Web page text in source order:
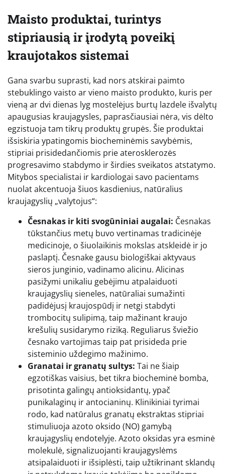
Maisto produktai, turintys
stipriausią ir įrodytą poveikį
kraujotakos sistemai
Gana svarbu suprasti, kad nors atskirai paimto
stebuklingo vaisto ar vieno maisto produkto, kuris per
vieną ar dvi dienas lyg mostelėjus burtų lazdele išvalytų
apaugusias kraujagysles, paprasčiausiai nėra, vis dėlto
egzistuoja tam tikrų produktų grupės. Šie produktai
išsiskiria ypatingomis biocheminėmis savybėmis,
stipriai prisidedančiomis prie aterosklerozės
progresavimo stabdymo ir širdies sveikatos atstatymo.
Mitybos specialistai ir kardiologai savo pacientams
nuolat akcentuoja šiuos kasdienius, natūralius
kraujagyslių „valytojus“:
Česnakas ir kiti svogūniniai augalai: Česnakas
tūkstančius metų buvo vertinamas tradicinėje
medicinoje, o šiuolaikinis mokslas atskleidė ir jo
paslaptį. Česnake gausu biologiškai aktyvaus
sieros junginio, vadinamo alicinu. Alicinas
pasižymi unikaliu gebėjimu atpalaiduoti
kraujagyslių sieneles, natūraliai sumažinti
padidėjusį kraujospūdį ir netgi stabdyti
trombocitų sulipimą, taip mažinant kraujo
krešulių susidarymo riziką. Reguliarus šviežio
česnako vartojimas taip pat prisideda prie
sisteminio uždegimo mažinimo.
Granatai ir granatų sultys: Tai ne šiaip
egzotiškas vaisius, bet tikra biocheminė bomba,
prisotinta galingų antioksidantų, ypač
punikalaginų ir antocianinų. Klinikiniai tyrimai
rodo, kad natūralus granatų ekstraktas stipriai
stimuliuoja azoto oksido (NO) gamybą
kraujagyslių endotelyje. Azoto oksidas yra esminė
molekulė, signalizuojanti kraujagyslėms
atsipalaiduoti ir išsiplėsti, taip užtikrinant sklandų